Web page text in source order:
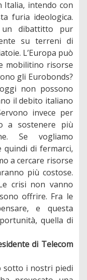
Italia, intendo con
furia ideologica.
dibattitto pur
su terreni di
L’Europa può
mobilitino risorse
gli Eurobonds?
non possono
il debito italiano
invece per
a sostenere più
Se vogliamo
di fermarci,
a cercare risorse
più costose.
crisi non vanno
offrire. Fra le
e questa
quella di
di Telecom
sotto i nostri piedi